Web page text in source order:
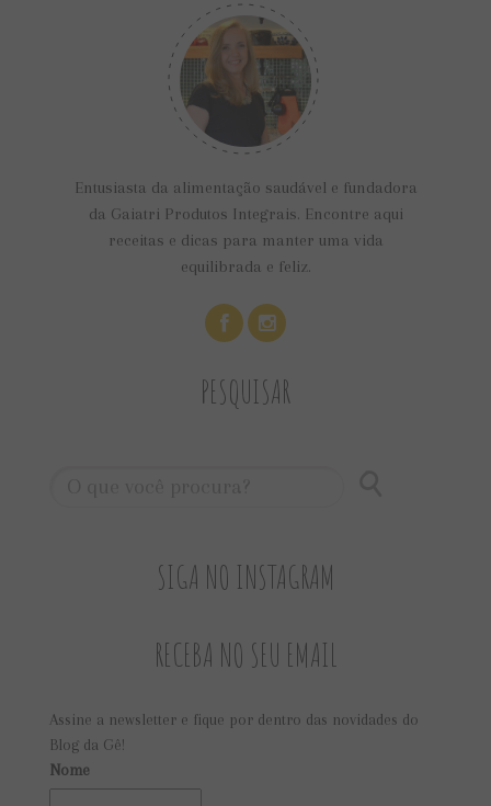
Entusiasta da alimentação saudável e fundadora
da Gaiatri Produtos Integrais. Encontre aqui
receitas e dicas para manter uma vida
equilibrada e feliz.
PESQUISAR
SIGA NO INSTAGRAM
RECEBA NO SEU EMAIL
Assine a newsletter e fique por dentro das novidades do
Blog da Gê!
Nome